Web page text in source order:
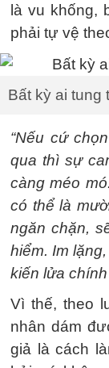
là vu khống,
phải tự vệ
Bất kỳ ai tung
“Nếu cứ
qua thì sự
càng méo
có thể là
ngăn chặn,
hiểm. Im
kiến lửa
Vì thế, theo
nhân dám
giả là cách